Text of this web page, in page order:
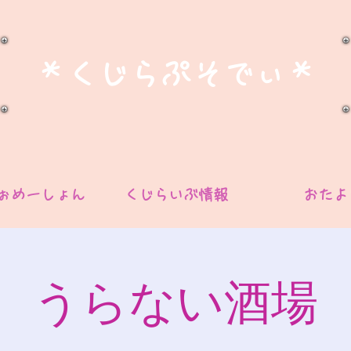
​＊くじらぷそでぃ＊
めーしょん くじらいぶ情報 おたよ
うらない酒場